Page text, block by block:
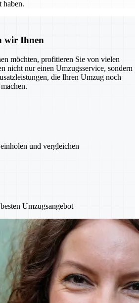
haben.
wir Ihnen
möchten, profitieren Sie von vielen
nicht nur einen Umzugsservice, sondern
die Ihren Umzug noch
und vergleichen
Umzugsangebot